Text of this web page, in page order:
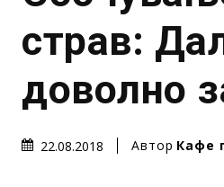
страв:
доволно
22.08.2018 Автор Кафе